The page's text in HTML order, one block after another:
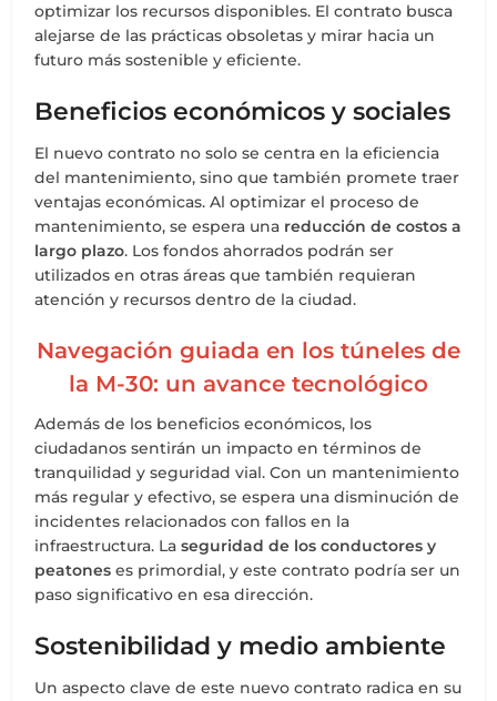
optimizar los recursos disponibles. El contrato busca
alejarse de las prácticas obsoletas y mirar hacia un
futuro más sostenible y eficiente.
Beneficios económicos y sociales
El nuevo contrato no solo se centra en la eficiencia
del mantenimiento, sino que también promete traer
ventajas económicas. Al optimizar el proceso de
mantenimiento, se espera una reducción de costos a
largo plazo. Los fondos ahorrados podrán ser
utilizados en otras áreas que también requieran
atención y recursos dentro de la ciudad.
Navegación guiada en los túneles de
la M-30: un avance tecnológico
Además de los beneficios económicos, los
ciudadanos sentirán un impacto en términos de
tranquilidad y seguridad vial. Con un mantenimiento
más regular y efectivo, se espera una disminución de
incidentes relacionados con fallos en la
infraestructura. Laseguridad de los conductores y
peatones es primordial, y este contrato podría ser un
paso significativo en esa dirección.
Sostenibilidad y medio ambiente
Un aspecto clave de este nuevo contrato radica en su